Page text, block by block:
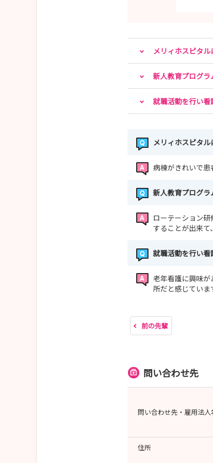
メリィホスピタル
新人教育プログラ
就職活動を行い看
メリィホスピタル
病棟がきれいで患
新人教育プログラ
ローテーション
することが出来て
就職活動を行い看
老年看護に興味
所だと感じていま
前の先輩
問い合わせ先
問い合わせ先・雇用法人
住所